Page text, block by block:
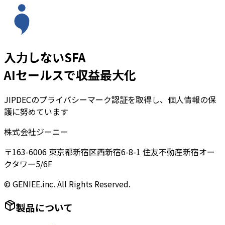
入力しないSFA
AIセールスで収益最大化
JIPDECのプライバシーマーク認証を取得し、個人情報の保
護に努めています
株式会社ジーニー
〒163-6006 東京都新宿区西新宿6-8-1 住友不動産新宿オー
クタワー5/6F
© GENIEE.inc. All Rights Reserved.
製品について